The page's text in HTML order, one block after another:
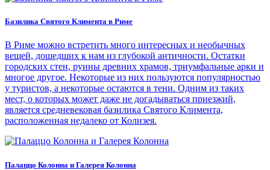
Базилика Святого Климента в Риме
В Риме можно встретить много интересных и необычных
вещей, дошедших к нам из глубокой античности. Остатки
городских стен, руины древних храмов, триумфальные арки и
многое другое. Некоторые из них пользуются популярностью
у туристов, а некоторые остаются в тени. Одним из таких
мест, о которых может даже не догадываться приезжий,
является средневековая базилика Святого Климента,
расположенная недалеко от Колизея.
Палаццо Колонна и Галерея Колонна